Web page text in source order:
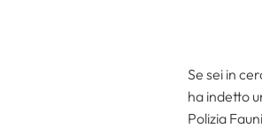
Se sei in
ha indetto
Polizia